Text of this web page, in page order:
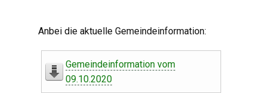
Anbei die aktuelle Gemeindeinformation:
Gemeindeinformation vom
09.10.2020